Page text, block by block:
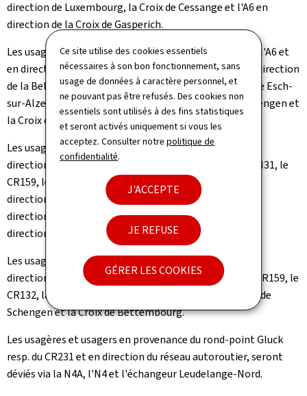
Ce site utilise des cookies essentiels
nécessaires à son bon fonctionnement, sans
usage de données à caractère personnel, et
ne pouvant pas être refusés. Des cookies non
essentiels sont utilisés à des fins statistiques
et seront activés uniquement si vous les
acceptez. Consulter notrepolitique de
confidentialité.
J'ACCEPTE
JE REFUSE
GÉRER LES COOKIES
direction de Luxembourg, la Croix de Cessange et l'A6 en
direction de la Croix de Gasperich.
Les usagères et usagers en provenance de l'A1 resp. de l'A6 et
en direction de l'A3 vers Metz seront déviés via l'A6 en direction
de la Belgique, la Croix de Cessange, l'A4 en direction de Esch-
sur-Alzette, la jonction Esch, l'A13 en direction de Schengen et
la Croix de Bettembourg.
Les usagères et usagers en provenance de la N31 et en
direction de l'A3 vers Luxembourg seront déviés via la N31, le
CR159, le CR132, la N13, l'échangeur Burange, l'A13 en
direction de Esch-sur-Alzette, la jonction Esch, l'A4 en
direction de Luxembourg, la Croix de Cessange, l'A6 en
direction de la Croix de Gasperich.
Les usagères et usagers en provenance de la N31 et en
direction de l'A3 vers Metz seront déviés via la N31, le CR159, le
CR132, la N13, l'échangeur Burange, l'A13 en direction de
Schengen et la Croix de Bettembourg.
Les usagères et usagers en provenance du rond-point Gluck
resp. du CR231 et en direction du réseau autoroutier, seront
déviés via la N4A, l'N4 et l'échangeur Leudelange-Nord.